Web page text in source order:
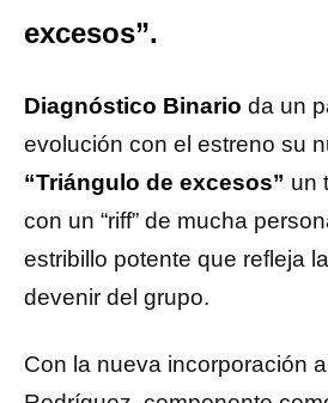
excesos”.
Diagnóstico Binario da un
evolución con el estreno su
“Triángulo de excesos” un
con un “riff” de mucha
estribillo potente que refleja
devenir del grupo.
Con la nueva incorporación